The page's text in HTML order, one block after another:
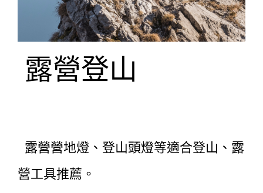
露營登山
露營營地燈、登山頭燈等適合登山、露
營工具推薦。